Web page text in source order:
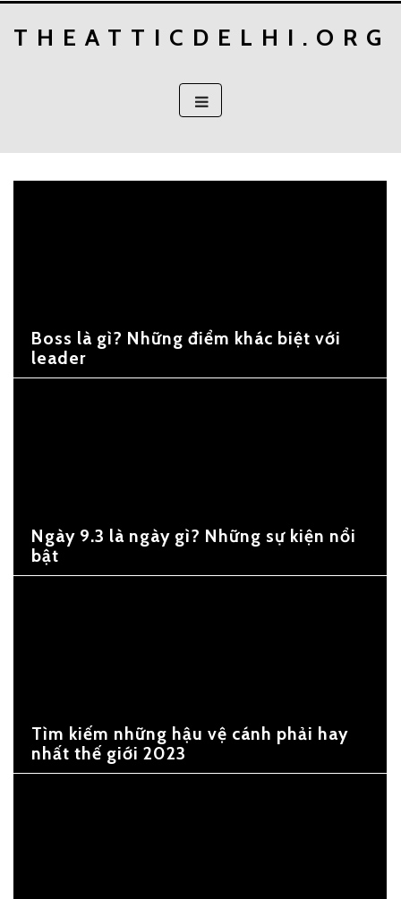
THEATTICDELHI.ORG
Boss là gì? Những điểm khác biệt với
leader
Ngày 9.3 là ngày gì? Những sự kiện nổi
bật
Tìm kiếm những hậu vệ cánh phải hay
nhất thế giới 2023